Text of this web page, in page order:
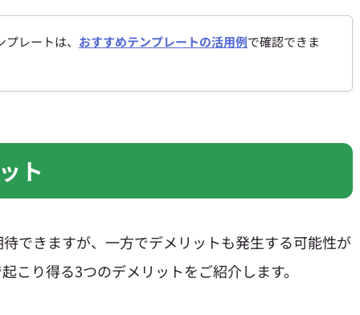
レートは、 おすすめテンプレートの活用例で確認できま
ト
できますが、一方でデメリットも発生する可能性が
こり得る3つのデメリットをご紹介します。